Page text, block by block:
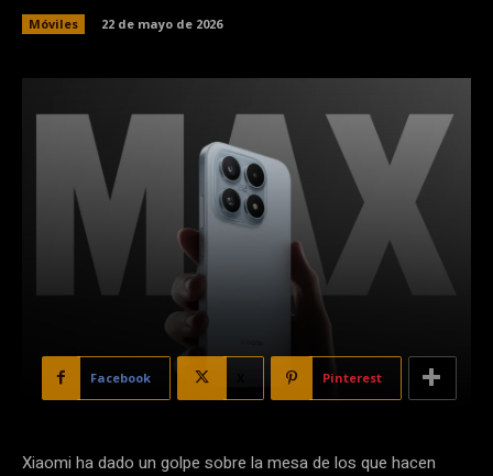
Móviles 22 de mayo de 2026
Facebook Pinterest
Xiaomi ha dado un golpe sobre la mesa de los que hacen